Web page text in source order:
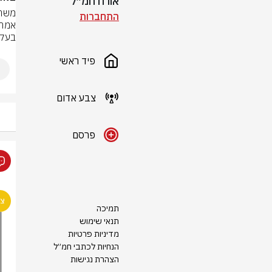
התחברות
פיד ראשי
צבע אדום
פרסם
תמיכה
תנאי שימוש
מדיניות פרטיות
הנחיות לכתבי חמ״ל
הצהרת נגישות